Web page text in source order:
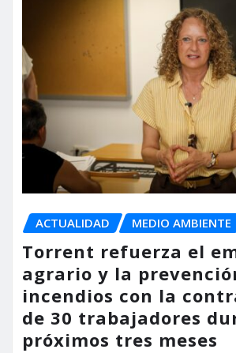
ACTUALIDAD MEDIO AMBIENTE
Torrent refuerza el
agrario y la
incendios con la
de 30 trabajadores
próximos tres meses